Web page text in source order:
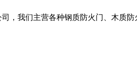
，我们主营各种钢质防火门、木质